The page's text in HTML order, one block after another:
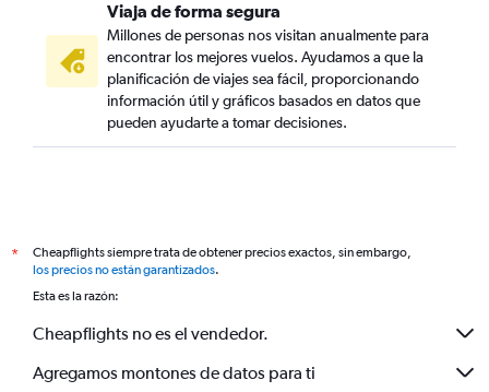
Viaja de forma segura
Millones de personas nos visitan anualmente para
encontrar los mejores vuelos. Ayudamos a que la
planificación de viajes sea fácil, proporcionando
información útil y gráficos basados en datos que
pueden ayudarte a tomar decisiones.
*
Cheapflights siempre trata de obtener precios exactos, sin embargo,
los precios no están garantizados.
Esta es la razón:
Cheapflights no es el vendedor.
Agregamos montones de datos para ti